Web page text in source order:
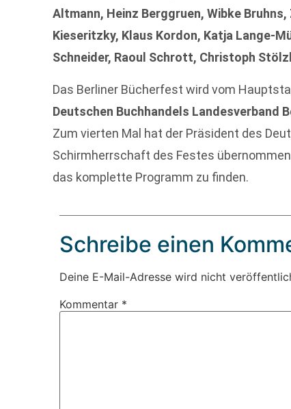
Altmann, Heinz Berggruen, Wibke
Kieseritzky, Klaus Kordon, Katja Lange-
Schneider, Raoul Schrott, Christoph
Das Berliner Bücherfest wird vom
Deutschen Buchhandels Landesverband
Zum vierten Mal hat der Präsident des
Schirmherrschaft des Festes
das komplette Programm zu finden.
Schreibe einen
Deine E-Mail-Adresse wird nicht
Kommentar *